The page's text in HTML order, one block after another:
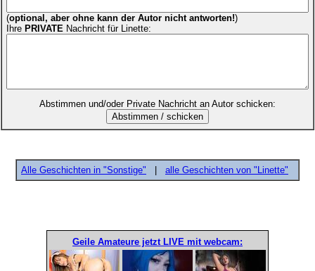
(optional, aber ohne kann der Autor nicht antworten!)
Ihre PRIVATE Nachricht für Linette:
Abstimmen und/oder Private Nachricht an Autor schicken:
Alle Geschichten in "Sonstige" alle Geschichten von "Linette"
Geile Amateure jetzt LIVE mit webcam: